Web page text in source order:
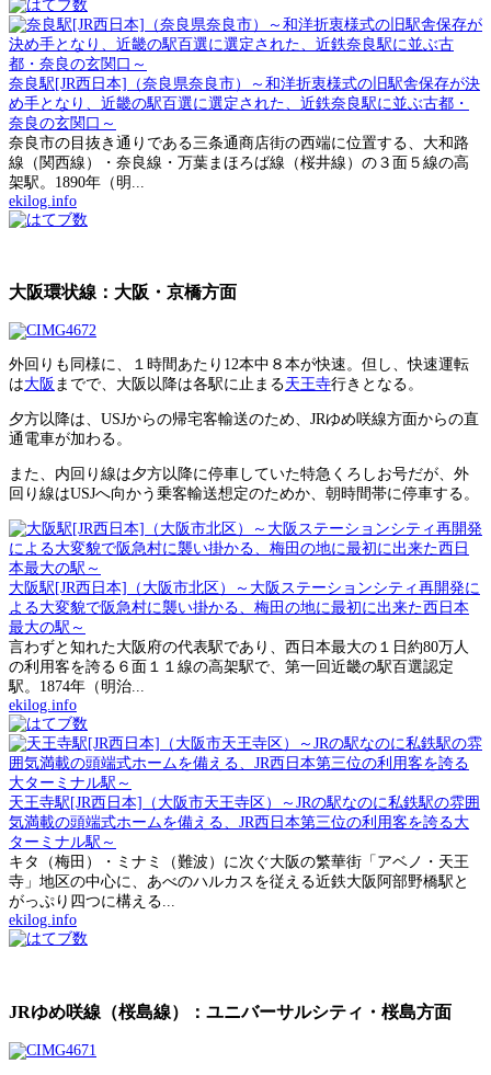
奈良駅[JR西日本]（奈良県奈良市）～和洋折衷様式の旧駅舎保存が決
め手となり、近畿の駅百選に選定された、近鉄奈良駅に並ぶ古都・
奈良の玄関口～
奈良市の目抜き通りである三条通商店街の西端に位置する、大和路
線（関西線）・奈良線・万葉まほろば線（桜井線）の３面５線の高
架駅。1890年（明...
ekilog.info
大阪環状線：大阪・京橋方面
外回りも同様に、１時間あたり12本中８本が快速。但し、快速運転
は大阪 までで、大阪以降は各駅に止まる天王寺行きとなる。
夕方以降は、USJからの帰宅客輸送のため、JRゆめ咲線方面からの直
通電車が加わる。
また、内回り線は夕方以降に停車していた特急くろしお号だが、外
回り線はUSJへ向かう乗客輸送想定のためか、朝時間帯に停車する。
大阪駅[JR西日本]（大阪市北区）～大阪ステーションシティ再開発に
よる大変貌で阪急村に襲い掛かる、梅田の地に最初に出来た西日本
最大の駅～
言わずと知れた大阪府の代表駅であり、西日本最大の１日約80万人
の利用客を誇る６面１１線の高架駅で、第一回近畿の駅百選認定
駅。1874年（明治...
ekilog.info
天王寺駅[JR西日本]（大阪市天王寺区）～JRの駅なのに私鉄駅の雰囲
気満載の頭端式ホームを備える、JR西日本第三位の利用客を誇る大
ターミナル駅～
キタ（梅田）・ミナミ（難波）に次ぐ大阪の繁華街「アベノ・天王
寺」地区の中心に、あべのハルカスを従える近鉄大阪阿部野橋駅と
がっぷり四つに構える...
ekilog.info
JRゆめ咲線（桜島線）：ユニバーサルシティ・桜島方面